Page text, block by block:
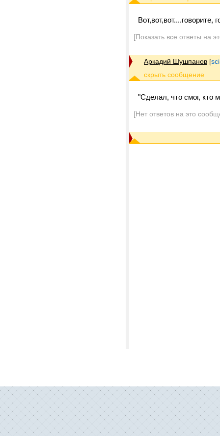
Вот,вот,вот....говорите,
[Показать все ответы на
Аркадий Шушпанов [
"Сделал, что смог, кто
[Нет ответов на это